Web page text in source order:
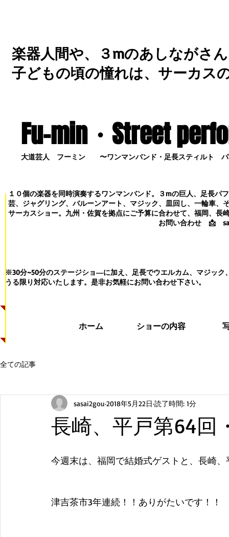
楽器人間や、３mのあしながさ
子どもの頃の憧れは、サーカス
Fu-min・Street
大道芸人 フーミン 〜ワンマンバンド・足長スティルト パ
１０個の楽器を同時演奏するワンマンバンド。３mの巨人、足長パ
芸、ジャグリング、バルーンアート、マジック、皿回し、一輪車、
サーカスショー。九州・佐賀を拠点にご予算に合わせて、福岡、長
お問い合わせ 📩
※30分~50分のステージショ―に加え、足長でウエルカム、マジック
うる限り対応いたします。 是非お気軽にお問い合わせ下さい。
ホーム ショーの内容
全ての記事
長崎、平戸第64回
sasai2gou 2018年5月22日 読了時間: 1分
今週末は、福岡で結婚式ゲストと、長崎
津吉茶市3年連続！！ありがたいです！！